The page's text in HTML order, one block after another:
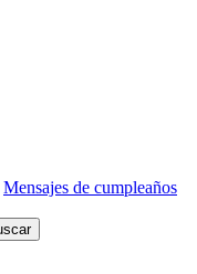
Mensajes de cumpleaños